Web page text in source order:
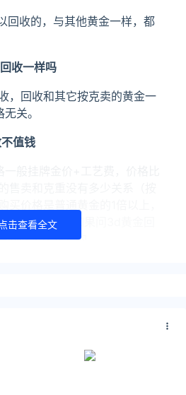
回收的，与其他黄金一样，都
收一样吗
，回收和其它按克卖的黄金一
关。
值钱
是非常大的。如果问3d黄金回
回收是比较亏的。
金的硬度，其次是3d黄金比
点击查看全文